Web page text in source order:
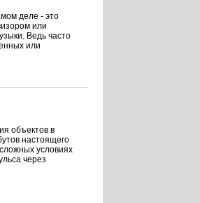
деле - это
или
Ведь часто
или
объектов в
настоящего
условиях
через